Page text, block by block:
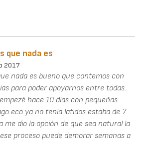
que nada es
2017
nada es bueno que contemos con
para poder apoyarnos entre todas.
hace 10 días con pequeñas
eco ya no tenía latidos estaba de 7
me dio la opción de que sea natural la
proceso puede demorar semanas a